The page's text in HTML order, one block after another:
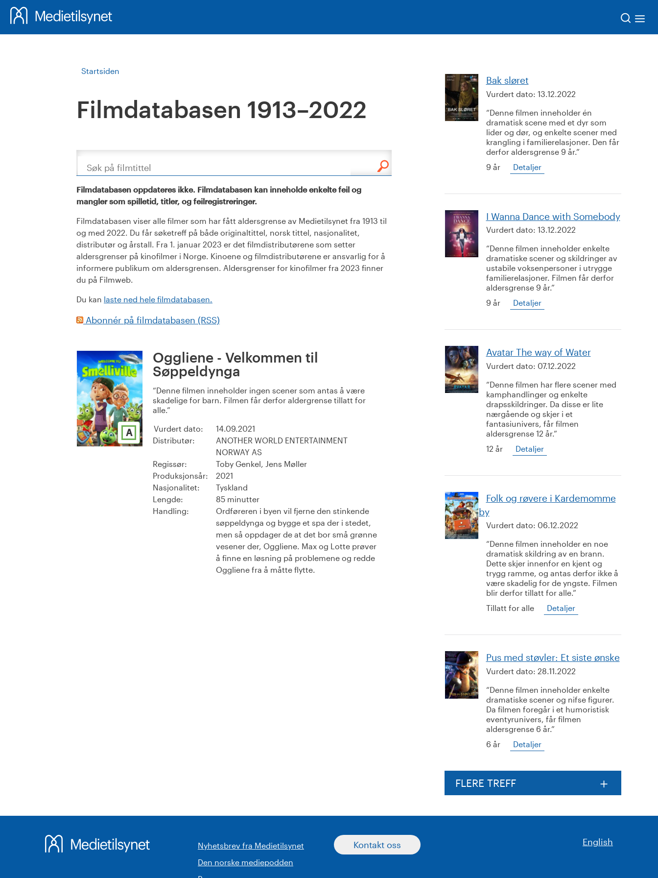
Startsiden
Filmdatabasen 1913–2022
Søk
Filmdatabasen oppdateres ikke. Filmdatabasen kan inneholde enkelte feil og
mangler som spilletid, titler, og feilregistreringer.
Filmdatabasen viser alle filmer som har fått aldersgrense av Medietilsynet fra 1913 til
og med 2022. Du får søketreff på både originaltittel, norsk tittel, nasjonalitet,
distributør og årstall. Fra 1. januar 2023 er det filmdistributørene som setter
aldersgrenser på kinofilmer i Norge. Kinoene og filmdistributørene er ansvarlig for å
informere publikum om aldersgrensen. Aldersgrenser for kinofilmer fra 2023 finner
du på Filmweb.
Du kan laste ned hele filmdatabasen.
Abonnér på filmdatabasen (RSS)
A
Oggliene - Velkommen til
Søppeldynga
Denne filmen inneholder ingen scener som antas å være
skadelige for barn. Filmen får derfor aldergrense tillatt for
alle.
Vurdert dato:
14.09.2021
Distributør:
ANOTHER WORLD ENTERTAINMENT
NORWAY AS
Regissør:
Toby Genkel, Jens Møller
Produksjonsår:
2021
Nasjonalitet:
Tyskland
Lengde:
85 minutter
Handling:
Ordføreren i byen vil fjerne den stinkende
søppeldynga og bygge et spa der i stedet,
men så oppdager de at det bor små grønne
vesener der, Oggliene. Max og Lotte prøver
å finne en løsning på problemene og redde
Oggliene fra å måtte flytte.
Bak sløret
Vurdert dato: 13.12.2022
Denne filmen inneholder én
dramatisk scene med et dyr som
lider og dør, og enkelte scener med
krangling i familierelasjoner. Den får
derfor aldersgrense 9 år.
9 år
Detaljer
I Wanna Dance with Somebody
Vurdert dato: 13.12.2022
Denne filmen inneholder enkelte
dramatiske scener og skildringer av
ustabile voksenpersoner i utrygge
familierelasjoner. Filmen får derfor
aldersgrense 9 år.
9 år
Detaljer
Avatar The way of Water
Vurdert dato: 07.12.2022
Denne filmen har flere scener med
kamphandlinger og enkelte
drapsskildringer. Da disse er lite
nærgående og skjer i et
fantasiunivers, får filmen
aldersgrense 12 år.
12 år
Detaljer
Folk og røvere i Kardemomme
by
Vurdert dato: 06.12.2022
Denne filmen inneholder en noe
dramatisk skildring av en brann.
Dette skjer innenfor en kjent og
trygg ramme, og antas derfor ikke å
være skadelig for de yngste. Filmen
blir derfor tillatt for alle.
Tillatt for alle
Detaljer
Pus med støvler: Et siste ønske
Vurdert dato: 28.11.2022
Denne filmen inneholder enkelte
dramatiske scener og nifse figurer.
Da filmen foregår i et humoristisk
eventyrunivers, får filmen
aldersgrense 6 år.
6 år
Detaljer
FLERE TREFF
Nyhetsbrev fra Medietilsynet
Den norske mediepodden
Kontakt oss English